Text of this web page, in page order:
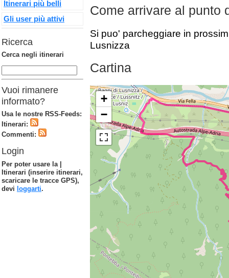
Come arrivare al punto
Si puo' parcheggiare in
Lusnizza
Cartina
+
−
Itinerari più belli
Gli user più attivi
Ricerca
Cerca negli itinerari
Vuoi rimanere
informato?
Usa le nostre RSS-Feeds:
Itinerari:
Commenti:
Login
Per poter usare la |
Itinerari (inserire itinerari,
scaricare le tracce GPS),
devi loggarti.